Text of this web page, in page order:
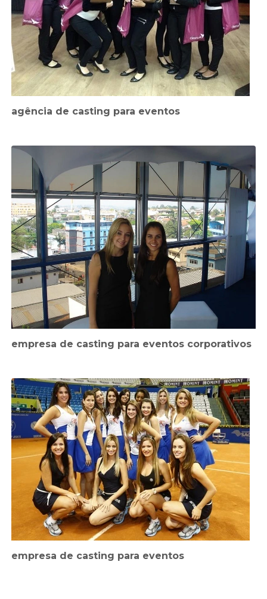
agência de casting para eventos
empresa de casting para eventos corporativos
empresa de casting para eventos